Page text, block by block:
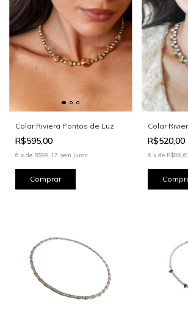
Colar Riviera Pontos de Luz
R$595,00
6 x de R$99,17 sem juros
Colar
R$520,00
6 x de